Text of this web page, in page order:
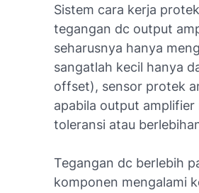
Sistem cara kerja
tegangan dc output
seharusnya hanya
sangatlah kecil hanya
offset), sensor protek
apabila output
toleransi atau
Tegangan dc berlebih
komponen mengalami